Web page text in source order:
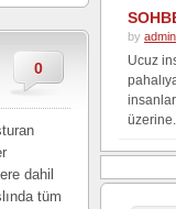
0
dahil
tüm
by admin
Ucuz